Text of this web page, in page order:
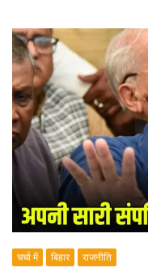
चर्चा में बिहार राजनीति